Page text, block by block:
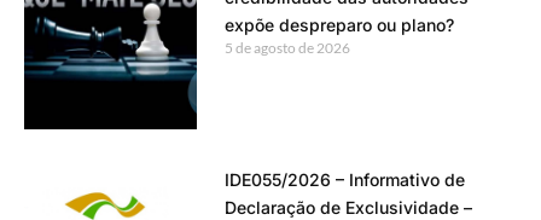
expõe despreparo ou plano?
5 de agosto de 2026
IDE055/2026 – Informativo de
Declaração de Exclusividade –